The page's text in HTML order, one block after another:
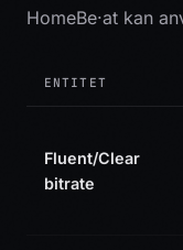
HomeBe·at kan
ENTITET
Fluent/Clear
bitrate